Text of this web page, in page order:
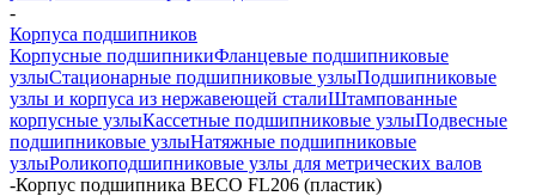
-
Корпуса подшипников
Корпусные подшипникиФланцевые подшипниковые
узлыСтационарные подшипниковые узлыПодшипниковые
узлы и корпуса из нержавеющей сталиШтампованные
корпусные узлыКассетные подшипниковые узлыПодвесные
подшипниковые узлыНатяжные подшипниковые
узлыРоликоподшипниковые узлы для метрических валов
-Корпус подшипника BECO FL206 (пластик)